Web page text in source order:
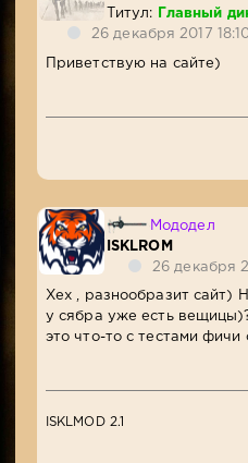
Титул:
Главный
26 декабря 2017
Приветствую на сайте)
Мододел
ISKLROM
26 декабря
Хех , разнообразит сайт)
у сябра уже есть
это что-то с тестами фичи
ISKLMOD 2.1